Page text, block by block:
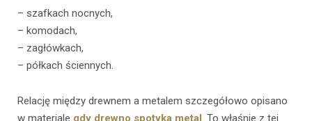
– szafkach nocnych,
– komodach,
– zagłówkach,
– półkach ściennych.
Relację między drewnem a metalem szczegółowo opisano
w materiale gdy drewno spotyka metal . To właśnie z tej